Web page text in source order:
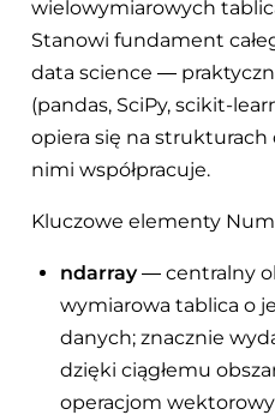
wielowymiarowych
Stanowi fundament
data science —
(pandas, SciPy, scikit-
opiera się na
nimi współpracuje.
Kluczowe elementy
ndarray— centralny
wymiarowa tablica o
danych; znacznie
dzięki ciągłemu
operacjom